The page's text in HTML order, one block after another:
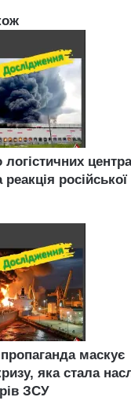
російської
маскує
яка стала
ЗСУ